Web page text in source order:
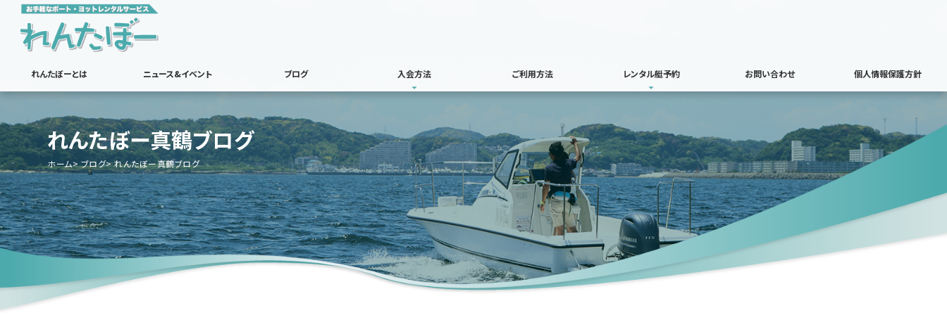
れんたぼーとは ニュース&イベント ブログ 入会方法 ご利用方法 レンタル艇予約 お問い合わせ 個人情報保護方針
れんたぼー真鶴ブログ
ホーム ブログ れんたぼー真鶴ブログ